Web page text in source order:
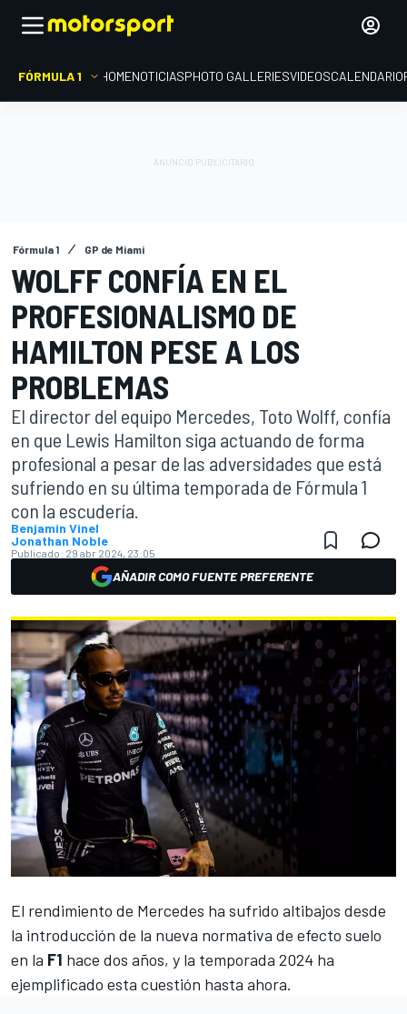
FÓRMULA 1 HOMENOTICIASPHOTO GALLERIESVIDEOSCALENDARIO
Fórmula 1 GP de Miami
WOLFF CONFÍA EN EL
PROFESIONALISMO DE
HAMILTON PESE A LOS
PROBLEMAS
El director del equipo Mercedes, Toto Wolff, confía
en que Lewis Hamilton siga actuando de forma
profesional a pesar de las adversidades que está
sufriendo en su última temporada de Fórmula 1
con la escudería.
Benjamin Vinel
Jonathan Noble
Publicado: 29 abr 2024, 23:05
AÑADIR COMO FUENTE PREFERENTE
El rendimiento de Mercedes ha sufrido altibajos desde
la introducción de la nueva normativa de efecto suelo
en la F1 hace dos años, y la temporada 2024 ha
ejemplificado esta cuestión hasta ahora.